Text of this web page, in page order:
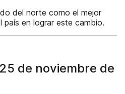
del norte como el mejor
en lograr este cambio.
de noviembre de